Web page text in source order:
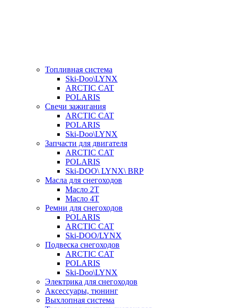
Топливная система
Ski-Doo\LYNX
ARCTIC CAT
POLARIS
Свечи зажигания
ARCTIC CAT
POLARIS
Ski-Doo\LYNX
Запчасти для двигателя
ARCTIC CAT
POLARIS
Ski-DOO\ LYNX\ BRP
Масла для снегоходов
Масло 2Т
Масло 4Т
Ремни для снегоходов
POLARIS
ARCTIC CAT
Ski-DOO/LYNX
Подвеска снегоходов
ARCTIC CAT
POLARIS
Ski-Doo\LYNX
Электрика для снегоходов
Аксессуары, тюнинг
Выхлопная система